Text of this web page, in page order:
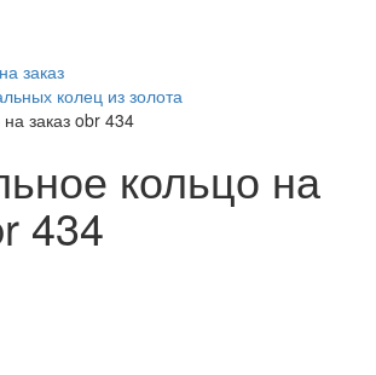
заказ
колец из золота
заказ obr 434
кольцо на
434